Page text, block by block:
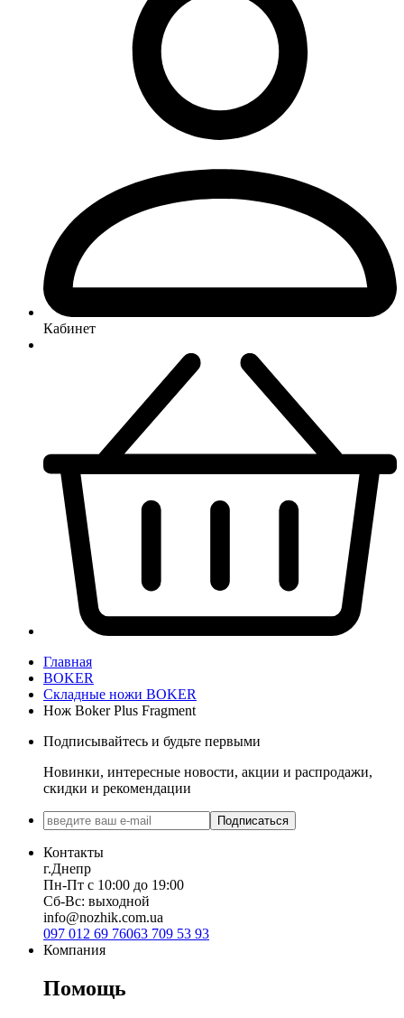
Кабинет
Главная
BOKER
Складные ножи BOKER
Нож Boker Plus Fragment
Подписывайтесь и будьте первыми
Новинки, интересные новости, акции и распродажи,
скидки и рекомендации
Подписаться
Контакты
г.Днепр
Пн-Пт с 10:00 до 19:00
Сб-Вс: выходной
info@nozhik.com.ua
097 012 69 76063 709 53 93
Компания
Помощь